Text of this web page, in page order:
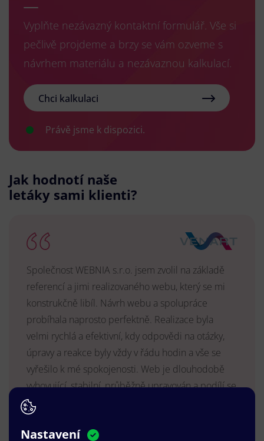
Vyplňte nezávazný kontaktní formulář. Vše si
pečlivě projdeme a brzy se vám ozveme s
návrhem materiálu a nezávaznou kalkulací.
Chci kalkulaci
Právě jsme k dispozici.
Jak hodnotí naše
letáky sami klienti?
Společnost WEBNIA s.r.o. jsem zvolil na základě
referencí a jimi realizovaného webu, který se mi
konstrukčně libíl. Návrh webu a spolupráce
probíhala naprosto perfektně. Realizace byla
velmi rychlá a efektivní, kdy odpovědi na otázky,
úpravy a reakce byly vždy v řádu hodin a vše se
vyřešilo k mé spokojenosti. Web je dlouhodobě
vyhovující, stabilní, průběžně upravován a podílí se
na pozitivním vnímání naší značky.
MUDr. Radek Vyšohlíd
Nastavení